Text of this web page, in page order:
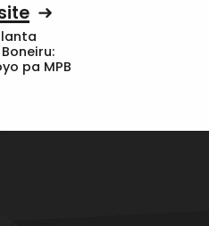
pa MPB